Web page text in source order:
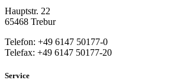
Hauptstr. 22
65468 Trebur
Telefon: +49 6147 50177-0
Telefax: +49 6147 50177-20
Service